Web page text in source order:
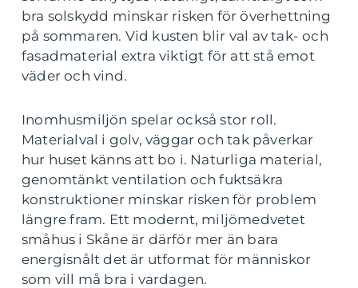
bra solskydd minskar risken för överhettning
på sommaren. Vid kusten blir val av tak- och
fasadmaterial extra viktigt för att stå emot
väder och vind.
Inomhusmiljön spelar också stor roll.
Materialval i golv, väggar och tak påverkar
hur huset känns att bo i. Naturliga material,
genomtänkt ventilation och fuktsäkra
konstruktioner minskar risken för problem
längre fram. Ett modernt, miljömedvetet
småhus i Skåne är därför mer än bara
energisnålt det är utformat för människor
som vill må bra i vardagen.